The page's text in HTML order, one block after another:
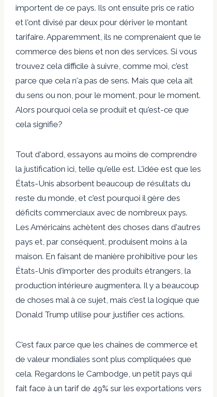
importent de ce pays. Ils ont ensuite pris ce ratio
et l'ont divisé par deux pour dériver le montant
tarifaire. Apparemment, ils ne comprenaient que le
commerce des biens et non des services. Si vous
trouvez cela difficile à suivre, comme moi, c'est
parce que cela n'a pas de sens. Mais que cela ait
du sens ou non, pour le moment, pour le moment.
Alors pourquoi cela se produit et qu'est-ce que
cela signifie?
Tout d'abord, essayons au moins de comprendre
la justification ici, telle qu'elle est. L'idée est que les
États-Unis absorbent beaucoup de résultats du
reste du monde, et c'est pourquoi il gère des
déficits commerciaux avec de nombreux pays.
Les Américains achètent des choses dans d'autres
pays et, par conséquent, produisent moins à la
maison. En faisant de manière prohibitive pour les
États-Unis d'importer des produits étrangers, la
production intérieure augmentera. Il y a beaucoup
de choses mal à ce sujet, mais c'est la logique que
Donald Trump utilise pour justifier ces actions.
C'est faux parce que les chaînes de commerce et
de valeur mondiales sont plus compliquées que
cela. Regardons le Cambodge, un petit pays qui
fait face à un tarif de 49% sur les exportations vers